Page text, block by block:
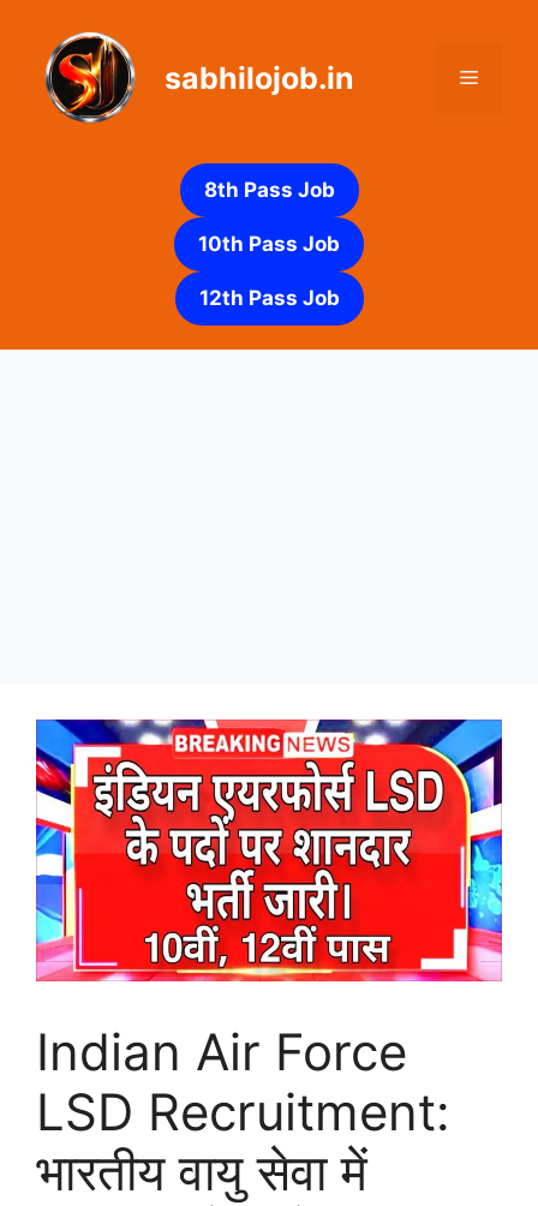
content
sabhilojob.in Menu
8th Pass Job
10th Pass Job
12th Pass Job
Indian Air Force
LSD Recruitment:
भारतीय वायु सेवा में